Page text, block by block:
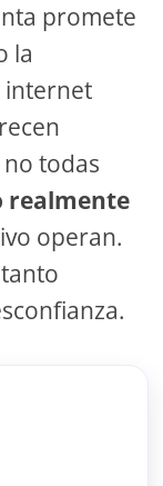
promete
la
internet
todas
realmente
operan.